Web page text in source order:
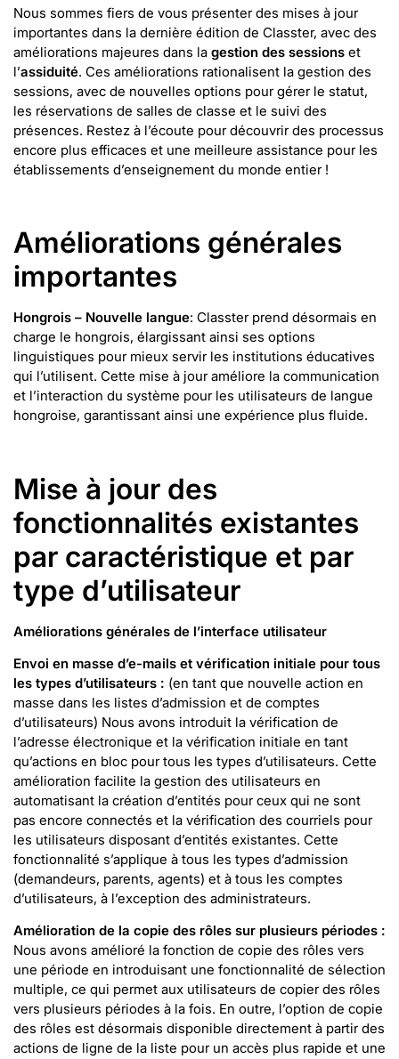
Nous sommes fiers de vous présenter des mises à jour
importantes dans la dernière édition de Classter, avec des
améliorations majeures dans la gestion des sessions et
l’assiduité. Ces améliorations rationalisent la gestion des
sessions, avec de nouvelles options pour gérer le statut,
les réservations de salles de classe et le suivi des
présences. Restez à l’écoute pour découvrir des processus
encore plus efficaces et une meilleure assistance pour les
établissements d’enseignement du monde entier !
Améliorations générales
importantes
Hongrois – Nouvelle langue: Classter prend désormais en
charge le hongrois, élargissant ainsi ses options
linguistiques pour mieux servir les institutions éducatives
qui l’utilisent. Cette mise à jour améliore la communication
et l’interaction du système pour les utilisateurs de langue
hongroise, garantissant ainsi une expérience plus fluide.
Mise à jour des
fonctionnalités existantes
par caractéristique et par
type d’utilisateur
Améliorations générales de l’interface utilisateur
Envoi en masse d’e-mails et vérification initiale pour tous
les types d’utilisateurs : (en tant que nouvelle action en
masse dans les listes d’admission et de comptes
d’utilisateurs) Nous avons introduit la vérification de
l’adresse électronique et la vérification initiale en tant
qu’actions en bloc pour tous les types d’utilisateurs. Cette
amélioration facilite la gestion des utilisateurs en
automatisant la création d’entités pour ceux qui ne sont
pas encore connectés et la vérification des courriels pour
les utilisateurs disposant d’entités existantes. Cette
fonctionnalité s’applique à tous les types d’admission
(demandeurs, parents, agents) et à tous les comptes
d’utilisateurs, à l’exception des administrateurs.
Amélioration de la copie des rôles sur plusieurs périodes :
Nous avons amélioré la fonction de copie des rôles vers
une période en introduisant une fonctionnalité de sélection
multiple, ce qui permet aux utilisateurs de copier des rôles
vers plusieurs périodes à la fois. En outre, l’option de copie
des rôles est désormais disponible directement à partir des
actions de ligne de la liste pour un accès plus rapide et une